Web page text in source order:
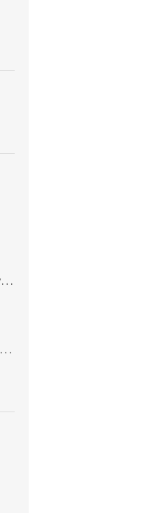
Výhodný set obsahující betonový stůl + 2x betonová lavička Pekárek + 2x betonová židle
Nohy k betonovému stolu Pekárek